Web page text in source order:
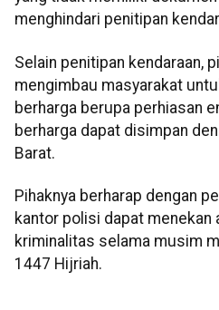
menghindari penitipan
Selain penitipan kendaraan,
mengimbau masyarakat
berharga berupa perhiasan
berharga dapat disimpan
Barat.
Pihaknya berharap dengan
kantor polisi dapat menekan
kriminalitas selama musim
1447 Hijriah.